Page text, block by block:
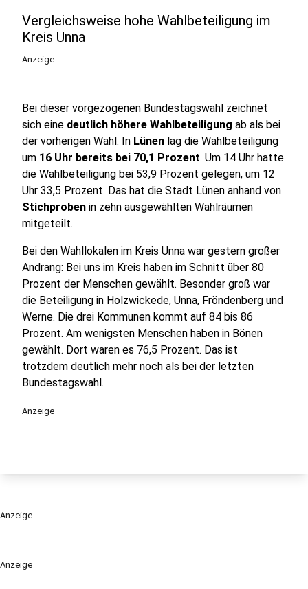
Anzeige
Vergleichsweise hohe Wahlbeteiligung im
Kreis Unna
Anzeige
Bei dieser vorgezogenen Bundestagswahl zeichnet
sich eine deutlich höhere Wahlbeteiligung ab als bei
der vorherigen Wahl. In Lünen lag die Wahlbeteiligung
um 16 Uhr bereits bei 70,1 Prozent. Um 14 Uhr hatte
die Wahlbeteiligung bei 53,9 Prozent gelegen, um 12
Uhr 33,5 Prozent. Das hat die Stadt Lünen anhand von
Stichproben in zehn ausgewählten Wahlräumen
mitgeteilt.
Bei den Wahllokalen im Kreis Unna war gestern großer
Andrang: Bei uns im Kreis haben im Schnitt über 80
Prozent der Menschen gewählt. Besonder groß war
die Beteiligung in Holzwickede, Unna, Fröndenberg und
Werne. Die drei Kommunen kommt auf 84 bis 86
Prozent. Am wenigsten Menschen haben in Bönen
gewählt. Dort waren es 76,5 Prozent. Das ist
trotzdem deutlich mehr noch als bei der letzten
Bundestagswahl.
Anzeige
Anzeige